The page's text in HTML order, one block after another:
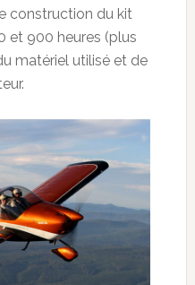
construction du kit
et 900 heures (plus
matériel utilisé et de